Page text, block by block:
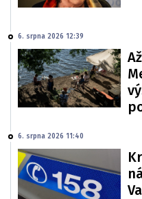
6. srpna 2026 12:39
6. srpna 2026 11:40